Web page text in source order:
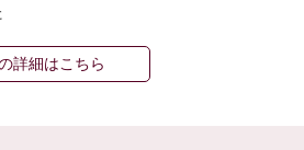
詳細はこちら